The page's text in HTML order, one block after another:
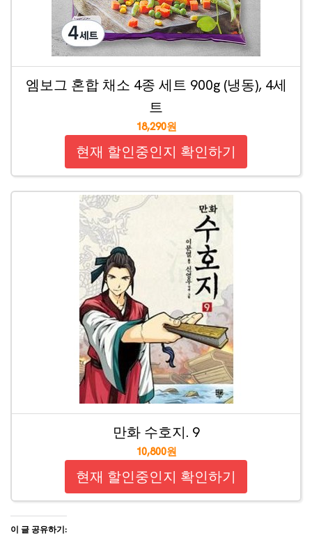
엠보그 혼합 채소 4종 세트 900g (냉동), 4세
트
18,290원
현재 할인중인지 확인하기
만화 수호지. 9
10,800원
현재 할인중인지 확인하기
이 글 공유하기: